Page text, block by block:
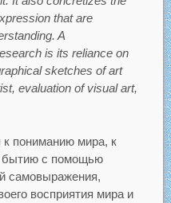
that are
A
is its reliance on
sketches of art
evaluation of visual art,
пониманию мира, к
бытию с помощью
самовыражения,
восприятия мира и